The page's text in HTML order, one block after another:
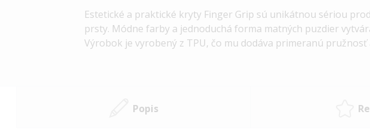
Estetické a praktické kryty Finger Grip sú unikátnou sériou
prsty. Módne farby a jednoduchá forma matných puzdier
Výrobok je vyrobený z TPU, čo mu dodáva primeranú pružnosť
Popis